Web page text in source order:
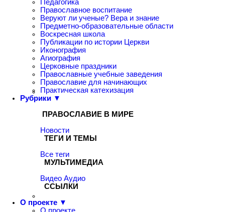
Педагогика
Православное воспитание
Веруют ли ученые? Вера и знание
Предметно-образовательные области
Воскресная школа
Публикации по истории Церкви
Иконография
Агиография
Церковные праздники
Православные учебные заведения
Православие для начинающих
Практическая катехизация
Рубрики ▼
ПРАВОСЛАВИЕ В МИРЕ
Новости
ТЕГИ И ТЕМЫ
Все теги
МУЛЬТИМЕДИА
Видео Аудио
ССЫЛКИ
О проекте ▼